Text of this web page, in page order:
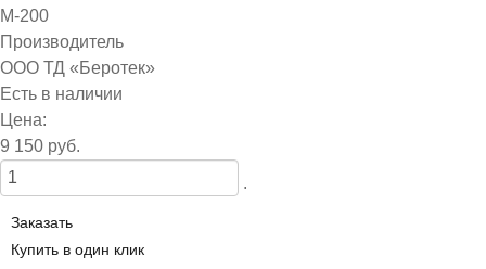
М-200
Производитель
ООО ТД «Беротек»
Есть в наличии
Цена:
9 150 руб.
.
Заказать
Купить в один клик